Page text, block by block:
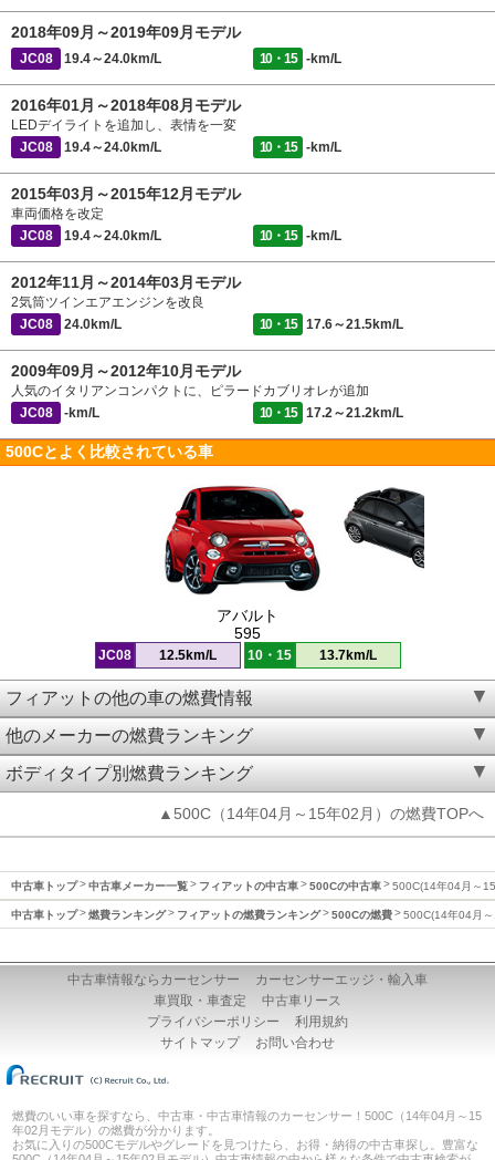
2018年09月～2019年09月モデル
JC08 19.4～24.0km/L 10・15 -km/L
2016年01月～2018年08月モデル
LEDデイライトを追加し、表情を一変
JC08
19.4～24.0km/L 10・15 -km/L
2015年03月～2015年12月モデル
車両価格を改定
JC08
19.4～24.0km/L 10・15 -km/L
2012年11月～2014年03月モデル
2気筒ツインエアエンジンを改良
JC08
24.0km/L 10・15 17.6～21.5km/L
2009年09月～2012年10月モデル
人気のイタリアンコンパクトに、ピラードカブリオレが追加
JC08
-km/L 10・15 17.2～21.2km/L
500Cとよく比較されている車
アバルト
595
JC08 12.5km/L 10・15 13.7km/L
フィアットの他の車の燃費情報
他のメーカーの燃費ランキング
ボディタイプ別燃費ランキング
▲500C（14年04月～15年02月）の燃費TOPへ
中古車トップ 中古車メーカー一覧 フィアットの中古車 500Cの中古車 500C(14年04月～
中古車トップ 燃費ランキング フィアットの燃費ランキング 500Cの燃費 500C(14年04月
中古車情報ならカーセンサー
カーセンサーエッジ・輸入車
車買取・車査定
中古車リース
プライバシーポリシー
利用規約
サイトマップ
お問い合わせ
燃費のいい車を探すなら、中古車・中古車情報のカーセンサー！500C（14年04月～15
年02月モデル）の燃費が分かります。
お気に入りの500Cモデルやグレードを見つけたら、お得・納得の中古車探し。豊富な